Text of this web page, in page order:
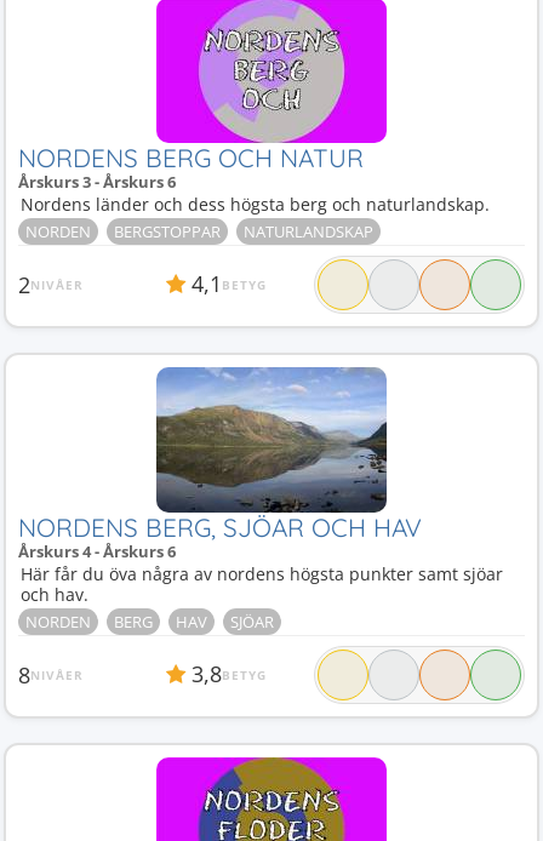
NORDENS BERG OCH NATUR
Årskurs 3 - Årskurs 6
Nordens länder och dess högsta berg och naturlandskap.
NORDEN BERGSTOPPAR NATURLANDSKAP
2NIVÅER 4,1 BETYG
NORDENS BERG, SJÖAR OCH HAV
Årskurs 4 - Årskurs 6
Här får du öva några av nordens högsta punkter samt sjöar
och hav.
NORDEN BERG HAV SJÖAR
8NIVÅER 3,8BETYG